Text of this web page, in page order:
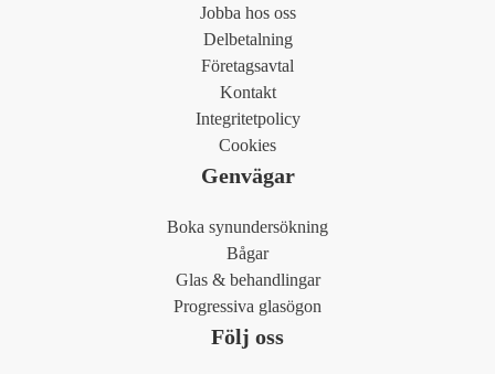
Jobba hos oss
Delbetalning
Företagsavtal
Kontakt
Integritetpolicy
Cookies
Genvägar
Boka synundersökning
Bågar
Glas & behandlingar
Progressiva glasögon
Följ oss